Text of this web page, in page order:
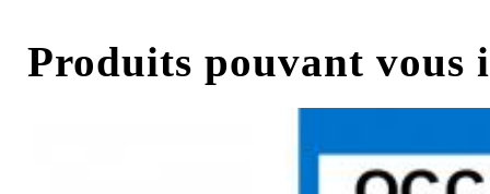
Produits pouvant vous